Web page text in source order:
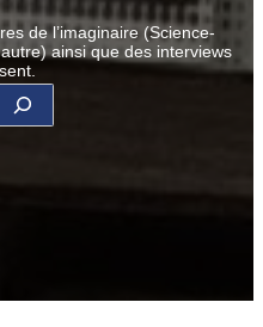
de l’imaginaire (Science-
ainsi que des interviews